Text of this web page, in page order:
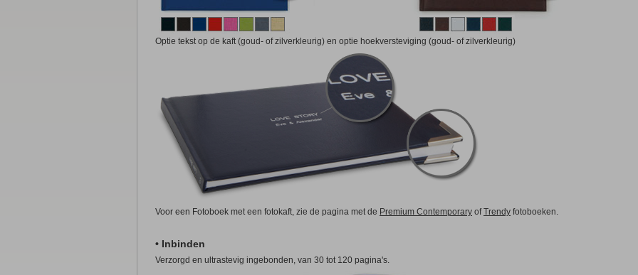
Optie tekst op de kaft (goud- of zilverkleurig) en optie hoekversteviging (goud- of zilverkleurig)
Voor een Fotoboek met een fotokaft, zie de pagina met de Premium Contemporary ofTrendy fotoboeken.
• Inbinden
Verzorgd en ultrastevig ingebonden, van 30 tot 120 pagina's.